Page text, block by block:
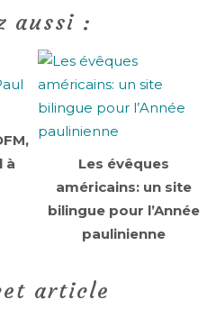
aussi :
à
Les évêques
américains: un site
bilingue pour l’Année
paulinienne
article